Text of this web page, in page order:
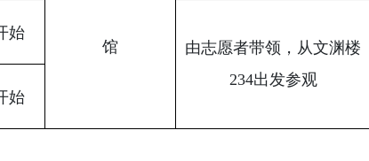
馆
始
由志愿者带领，从文渊楼
234出发参观
始